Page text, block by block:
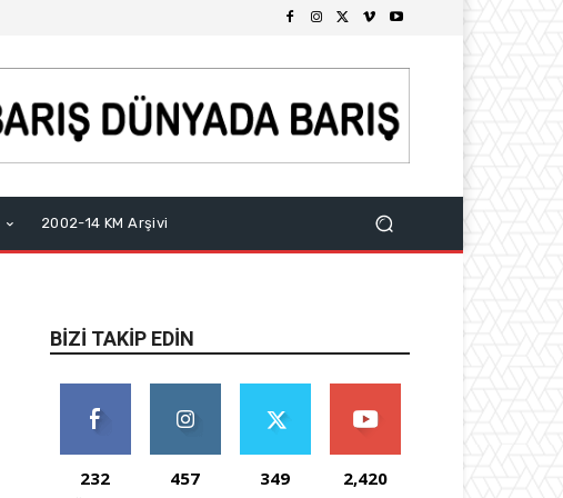
2002-14 KM Arşivi
BIZI TAKIP EDIN
232 457 349 2,420